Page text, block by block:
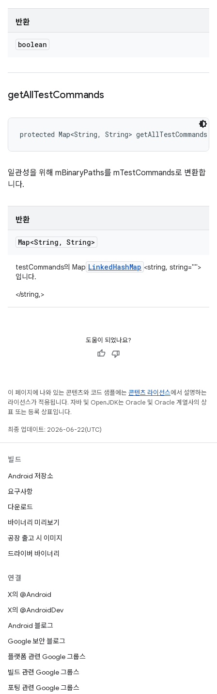
반환
boolean
getAllTestCommands
protected Map<String, String> getAllTestCommands
일관성을 위해 mBinaryPaths를 mTestCommands로 변환합
니다.
반환
Map<String , String>
testCommands의 Map LinkedHashMap <string, string="">
입니다.
</string,>
도움이 되었나요?
이 페이지에 나와 있는 콘텐츠와 코드 샘플에는 콘텐츠 라이선스에서 설명하는
라이선스가 적용됩니다. 자바 및 OpenJDK는 Oracle 및 Oracle 계열사의 상
표 또는 등록 상표입니다.
최종 업데이트: 2026-06-22(UTC)
빌드
Android 저장소
요구사항
다운로드
바이너리 미리보기
공장 출고 시 이미지
드라이버 바이너리
연결
X의 @Android
X의 @AndroidDev
Android 블로그
Google 보안 블로그
플랫폼 관련 Google 그룹스
빌드 관련 Google 그룹스
포팅 관련 Google 그룹스